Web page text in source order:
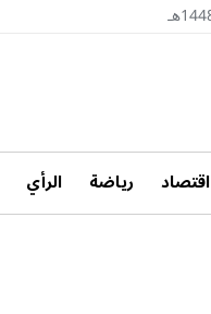
اقتصاد رياضة الرأي